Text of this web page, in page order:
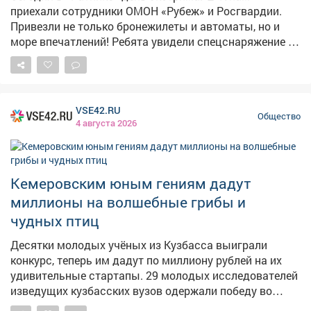
приехали сотрудники ОМОН «Рубеж» и Росгвардии.
Привезли не только бронежилеты и автоматы, но и
море впечатлений! Ребята увидели спецснаряжение в
деле, узнали, как проходит подготовка бойцов, и
поняли, что за спиной этих мужчин - безопасность
#ДвижениеПервых #ДвижениеПервых42м
#СменыДвижения #ЛетосПервыми
VSE42.RU
4 августа 2026
Общество
Кемеровским юным гениям дадут
миллионы на волшебные грибы и
чудных птиц
Десятки молодых учёных из Кузбасса выиграли
конкурс, теперь им дадут по миллиону рублей на их
удивительные стартапы. 29 молодых исследователей
изведущих кузбасских вузов одержали победу во
всероссийском конкурсе "Студенческий стартап".